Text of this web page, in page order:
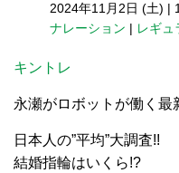
2024年11月2日 (土) |
ナレーション | レギュ
キントレ
永瀬がロボットが働く最
日本人の”平均”大調査!!
結婚指輪はいくら!?